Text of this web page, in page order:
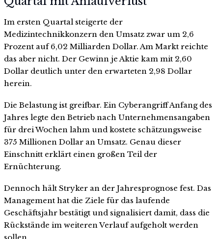
Im ersten Quartal steigerte der
Medizintechnikkonzern den Umsatz zwar um 2,6
Prozent auf 6,02 Milliarden Dollar. Am Markt reichte
das aber nicht. Der Gewinn je Aktie kam mit 2,60
Dollar deutlich unter den erwarteten 2,98 Dollar
herein.
Die Belastung ist greifbar. Ein Cyberangriff Anfang des
Jahres legte den Betrieb nach Unternehmensangaben
für drei Wochen lahm und kostete schätzungsweise
375 Millionen Dollar an Umsatz. Genau dieser
Einschnitt erklärt einen großen Teil der
Ernüchterung.
Dennoch hält Stryker an der Jahresprognose fest. Das
Management hat die Ziele für das laufende
Geschäftsjahr bestätigt und signalisiert damit, dass die
Rückstände im weiteren Verlauf aufgeholt werden